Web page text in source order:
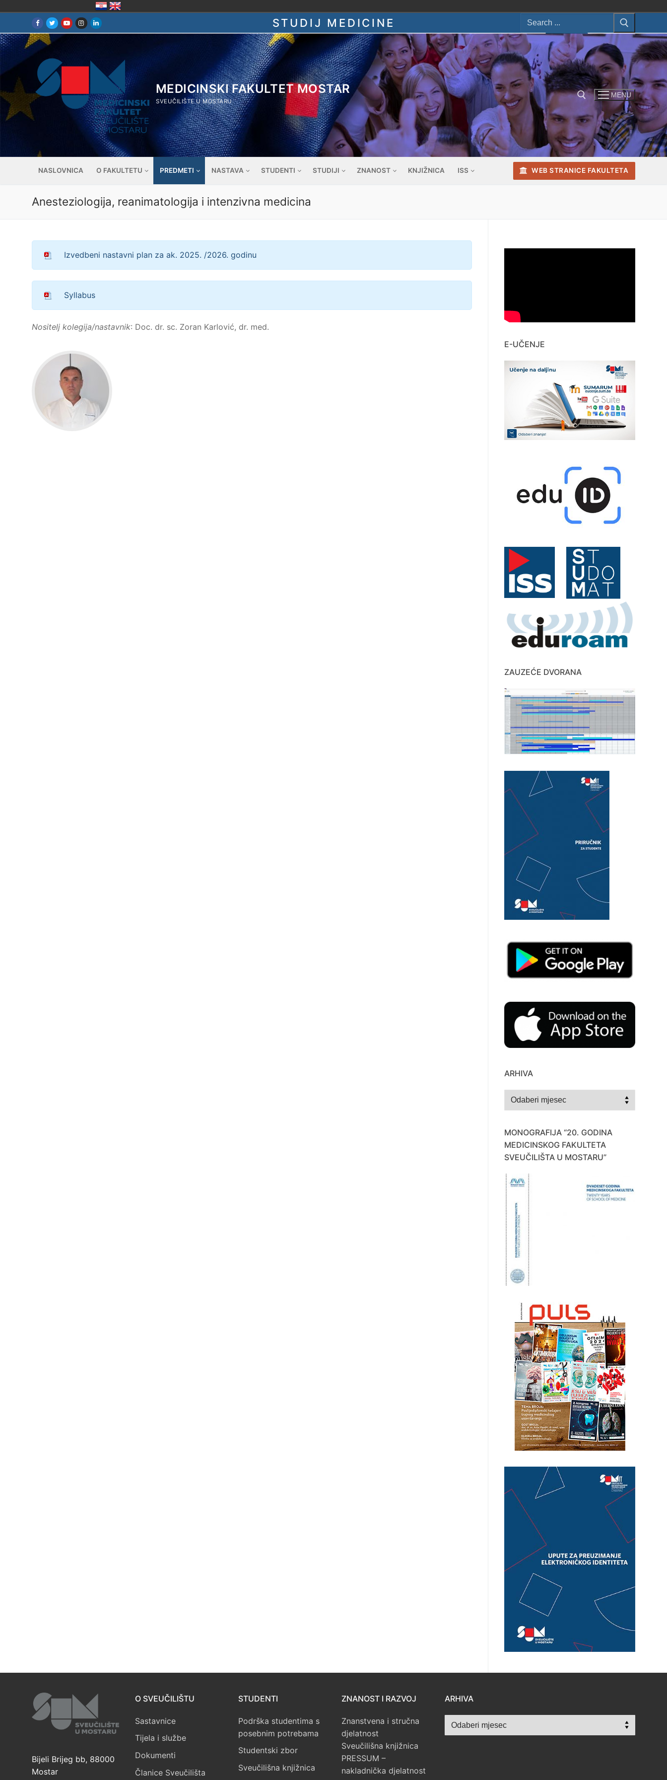
to
content
STUDIJ MEDICINE
Search
for:
MEDICINSKI FAKULTET MOSTAR
SVEUČILIŠTE U MOSTARU
Search for:
MENU
NASLOVNICA O FAKULTETU PREDMETI NASTAVA STUDENTI STUDIJI ZNANOST KNJIŽNICA ISS WEB STRANICE FAKULTETA
Anesteziologija, reanimatologija i intenzivna medicina
Izvedbeni nastavni plan za ak. 2025. /2026. godinu
Syllabus
Nositelj kolegija/nastavnik: Doc. dr. sc. Zoran Karlović, dr. med.
E-UČENJE
ZAUZEĆE DVORANA
ARHIVA
Arhiva
MONOGRAFIJA “20. GODINA
MEDICINSKOG FAKULTETA
SVEUČILIŠTA U MOSTARU”
Bijeli Brijeg bb, 88000
Mostar
O SVEUČILIŠTU
Sastavnice
Tijela i službe
Dokumenti
Članice Sveučilišta
STUDENTI
Podrška studentima s
posebnim potrebama
Studentski zbor
Sveučilišna knjižnica
ZNANOST I RAZVOJ
Znanstvena i stručna
djelatnost
Sveučilišna knjižnica
PRESSUM –
nakladnička djelatnost
ARHIVA
Arhiva